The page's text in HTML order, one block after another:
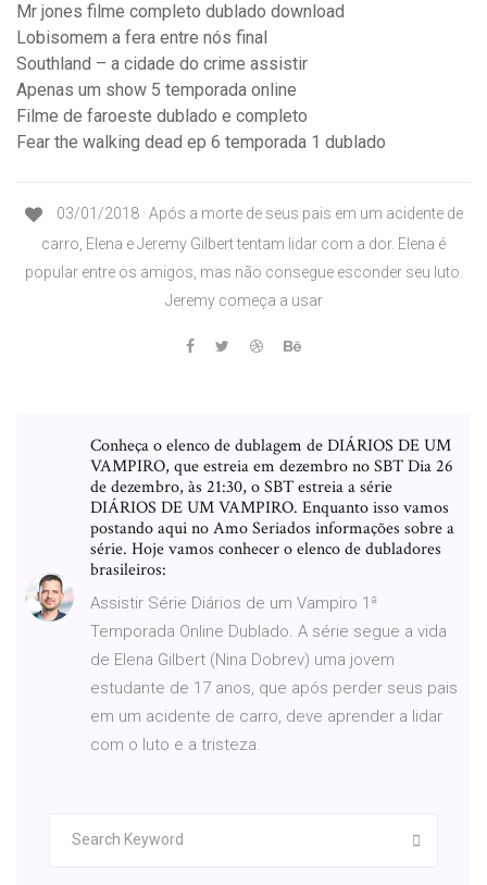
Mr jones filme completo dublado download
Lobisomem a fera entre nós final
Southland – a cidade do crime assistir
Apenas um show 5 temporada online
Filme de faroeste dublado e completo
Fear the walking dead ep 6 temporada 1 dublado
03/01/2018 · Após a morte de seus pais em um acidente de
carro, Elena e Jeremy Gilbert tentam lidar com a dor. Elena é
popular entre os amigos, mas não consegue esconder seu luto.
Jeremy começa a usar
Conheça o elenco de dublagem de DIÁRIOS DE UM
VAMPIRO, que estreia em dezembro no SBT Dia 26
de dezembro, às 21:30, o SBT estreia a série
DIÁRIOS DE UM VAMPIRO. Enquanto isso vamos
postando aqui no Amo Seriados informações sobre a
série. Hoje vamos conhecer o elenco de dubladores
brasileiros:
Assistir Série Diários de um Vampiro 1ª
Temporada Online Dublado. A série segue a vida
de Elena Gilbert (Nina Dobrev) uma jovem
estudante de 17 anos, que após perder seus pais
em um acidente de carro, deve aprender a lidar
com o luto e a tristeza.